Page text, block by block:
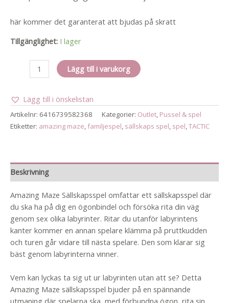
399,00 kr.299,00 kr.
här kommer det garanterat att bjudas på skratt
Tillgänglighet: I lager
Amazing
Lägg till i varukorg
Lägg till i önskelistan
Artikelnr: 6416739582368 Kategorier: Outlet, Pussel & spel
Etiketter: amazing maze,familjespel, sällskaps spel, spel,TACTIC
Beskrivning
Amazing Maze Sällskapsspel omfattar ett sällskapsspel där
du ska ha på dig en ögonbindel och försöka rita din väg
genom sex olika labyrinter. Ritar du utanför labyrintens
kanter kommer en annan spelare klämma på pruttkudden
och turen går vidare till nästa spelare. Den som klarar sig
bäst genom labyrinterna vinner.
Vem kan lyckas ta sig ut ur labyrinten utan att se? Detta
Amazing Maze sällskapsspel bjuder på en spännande